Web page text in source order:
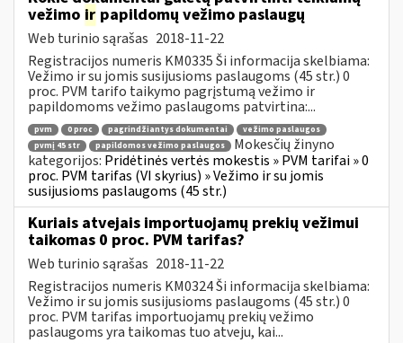
vežimo ir papildomų vežimo paslaugų
Web turinio sąrašas 2018-11-22
Registracijos numeris KM0335 Ši informacija skelbiama:
Vežimo ir su jomis susijusioms paslaugoms (45 str.) 0
proc. PVM tarifo taikymo pagrįstumą vežimo ir
papildomoms vežimo paslaugoms patvirtina:...
pvm 0 proc pagrindžiantys dokumentai
vežimo paslaugos
pvmį 45 str
papildomos vežimo paslaugos
Mokesčių žinyno
kategorijos: Pridėtinės vertės mokestis » PVM tarifai » 0
proc. PVM tarifas (VI skyrius) » Vežimo ir su jomis
susijusioms paslaugoms (45 str.)
Kuriais atvejais importuojamų prekių vežimui
taikomas 0 proc. PVM tarifas?
Web turinio sąrašas 2018-11-22
Registracijos numeris KM0324 Ši informacija skelbiama:
Vežimo ir su jomis susijusioms paslaugoms (45 str.) 0
proc. PVM tarifas importuojamų prekių vežimo
paslaugoms yra taikomas tuo atveju, kai...